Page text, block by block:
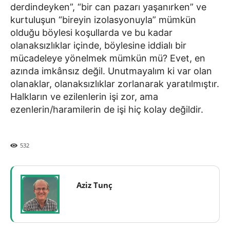
derdindeyken”, “bir can pazarı yaşanırken” ve
kurtuluşun “bireyin izolasyonuyla” mümkün
olduğu böylesi koşullarda ve bu kadar
olanaksızlıklar içinde, böylesine iddialı bir
mücadeleye yönelmek mümkün mü? Evet, en
azında imkânsız değil. Unutmayalım ki var olan
olanaklar, olanaksızlıklar zorlanarak yaratılmıştır.
Halkların ve ezilenlerin işi zor, ama
ezenlerin/haramilerin de işi hiç kolay değildir.
532
Aziz Tunç